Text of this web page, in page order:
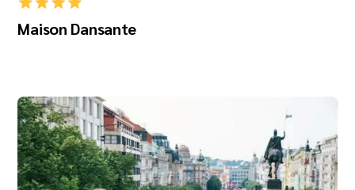
Maison Dansante